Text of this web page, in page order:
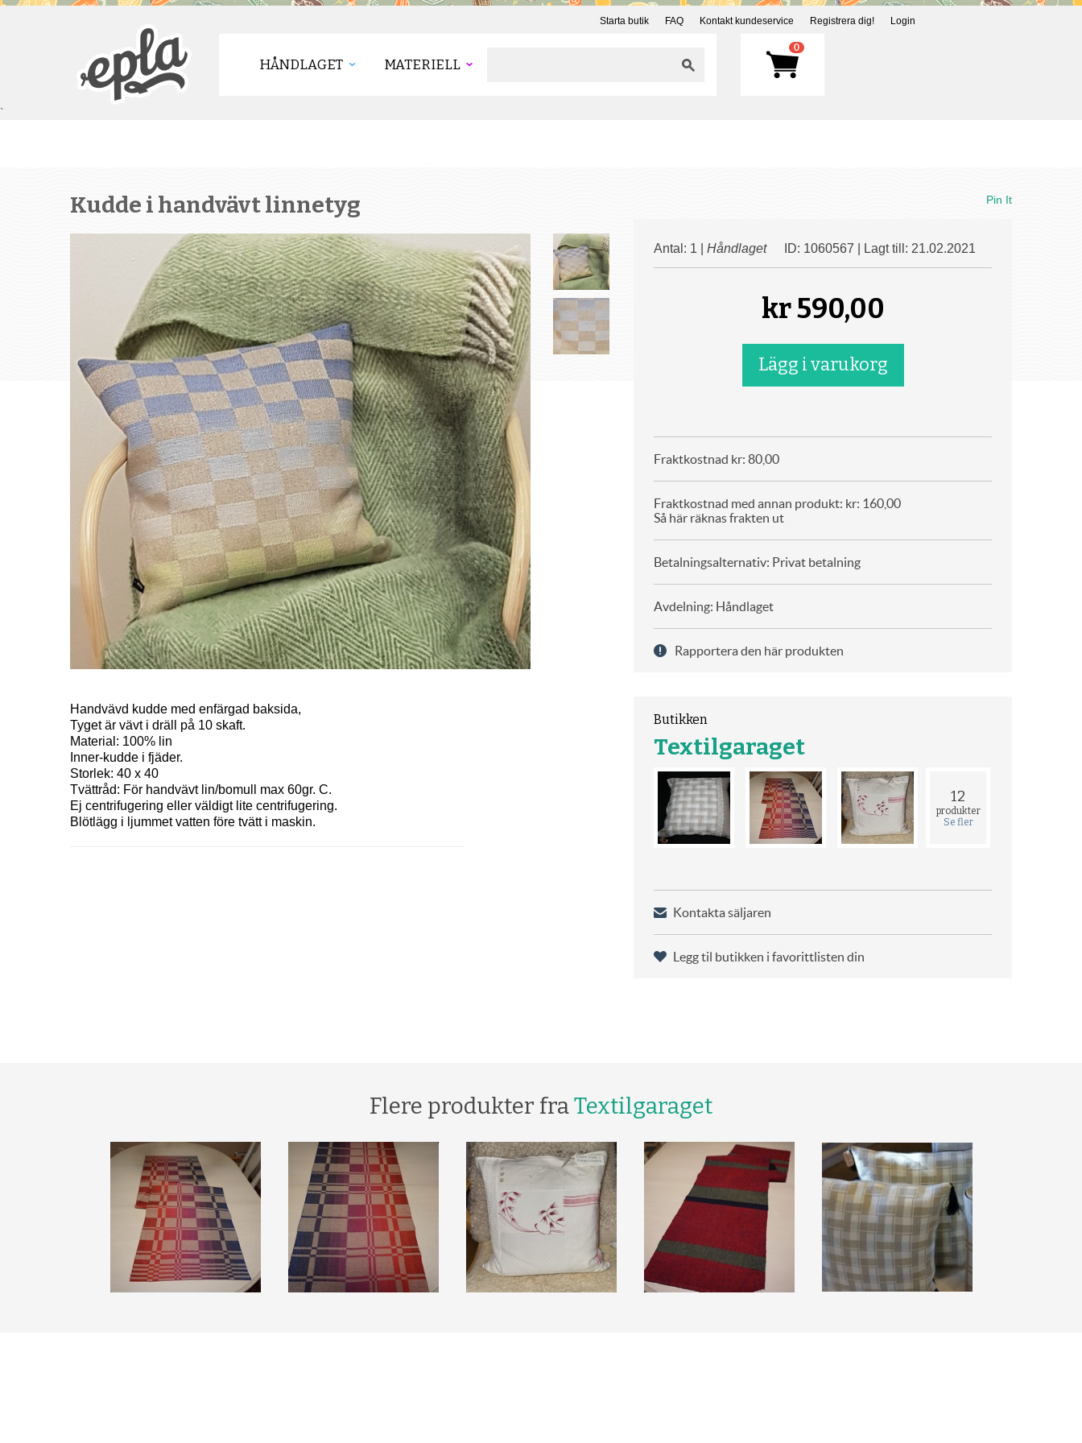
Starta butik FAQ Kontakt kundeservice Registrera dig! Login
HÅNDLAGET MATERIELL
0
`
Kudde i handvävt linnetyg
Handvävd kudde med enfärgad baksida,
Tyget är vävt i dräll på 10 skaft.
Material: 100% lin
Inner-kudde i fjäder.
Storlek: 40 x 40
Tvättråd: För handvävt lin/bomull max 60gr. C.
Ej centrifugering eller väldigt lite centrifugering.
Blötlägg i ljummet vatten före tvätt i maskin.
Pin It
Antal: 1 | Håndlaget ID: 1060567 | Lagt till: 21.02.2021
kr590,00
Fraktkostnad kr: 80,00
Fraktkostnad med annan produkt: kr: 160,00
Så här räknas frakten ut
Betalningsalternativ: Privat betalning
Avdelning: Håndlaget
Rapportera den här produkten
Butikken
Textilgaraget
12
produkter
Se fler
Kontakta säljaren
Legg til butikken i favorittlisten din
Flere produkter fraTextilgaraget